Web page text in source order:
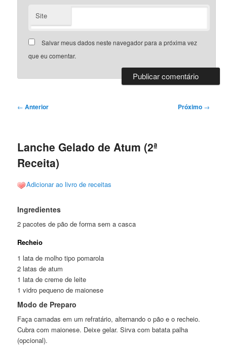
Site
Salvar meus dados neste navegador para a próxima vez
que eu comentar.
Navegação
← Anterior Próximo →
Lanche Gelado de Atum (2ª
Receita)
Adicionar ao livro de receitas
Ingredientes
2 pacotes de pão de forma sem a casca
Recheio
1 lata de molho tipo pomarola
2 latas de atum
1 lata de creme de leite
1 vidro pequeno de maionese
Modo de Preparo
Faça camadas em um refratário, alternando o pão e o recheio.
Cubra com maionese. Deixe gelar. Sirva com batata palha
(opcional).